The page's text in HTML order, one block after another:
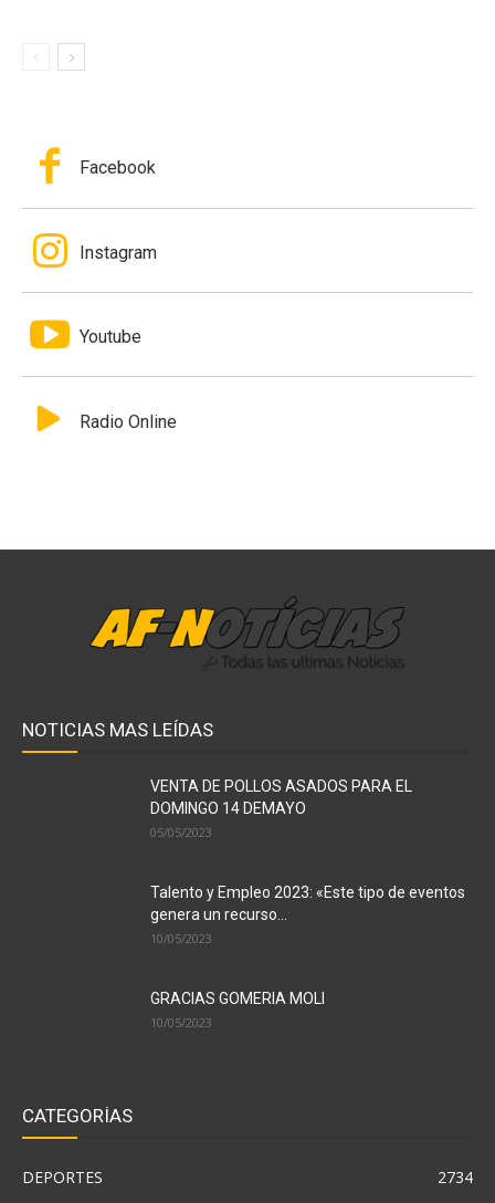
Facebook
Instagram
Youtube
Radio Online
NOTICIAS MAS LEÍDAS
VENTA DE POLLOS ASADOS PARA EL
DOMINGO 14 DEMAYO
05/05/2023
Talento y Empleo 2023: «Este tipo de eventos
genera un recurso...
10/05/2023
GRACIAS GOMERIA MOLI
10/05/2023
CATEGORÍAS
DEPORTES
2734